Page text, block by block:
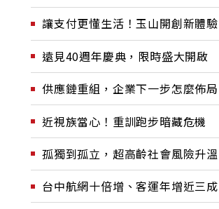
讓支付更懂生活！玉山開創新體驗
遠見40週年慶典，限時盛大開啟
供應鏈重組，企業下一步怎麼佈局
近視族當心！重訓跑步暗藏危機
孤獨到孤立，超高齡社會風險升溫
台中航網十倍增、客運年增近三成